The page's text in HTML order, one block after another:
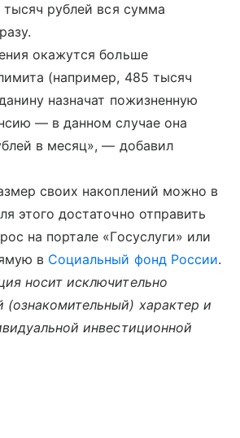
тысяч рублей вся сумма
окажутся больше
(например, 485 тысяч
назначат пожизненную
— в данном случае она
в месяц», — добавил
своих накоплений можно в
этого достаточно отправить
на портале «Госуслуги» или
в Социальный фонд России.
носит исключительно
характер и
инвестиционной